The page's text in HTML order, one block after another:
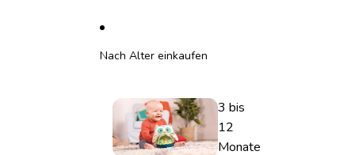
Nach Alter einkaufen
3 bis
12
Monate